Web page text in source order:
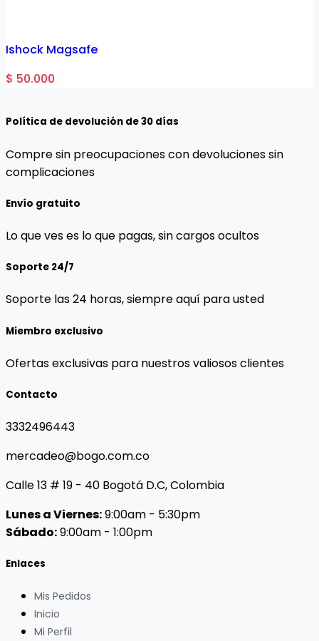
Ishock Magsafe
$ 50.000
Política de devolución de 30 días
Compre sin preocupaciones con devoluciones sin
complicaciones
Envío gratuito
Lo que ves es lo que pagas, sin cargos ocultos
Soporte 24/7
Soporte las 24 horas, siempre aquí para usted
Miembro exclusivo
Ofertas exclusivas para nuestros valiosos clientes
Contacto
3332496443
mercadeo@bogo.com.co
Calle 13 # 19 - 40 Bogotá D.C, Colombia
Lunes a Viernes:9:00am - 5:30pm
Sábado:9:00am - 1:00pm
Enlaces
Mis Pedidos
Inicio
Mi Perfil